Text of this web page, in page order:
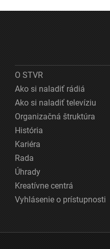
O STVR
Ako si naladiť rádiá
Ako si naladiť televíziu
Organizačná štruktúra
História
Kariéra
Rada
Úhrady
Kreatívne centrá
Vyhlásenie o prístupnosti